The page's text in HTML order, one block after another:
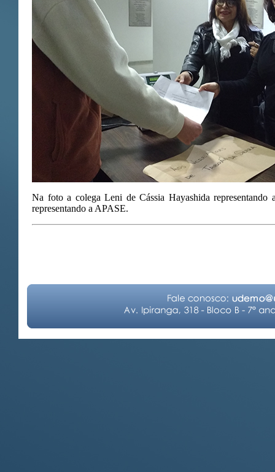
Na foto a colega Leni de Cássia Hayashida
representando a APASE.